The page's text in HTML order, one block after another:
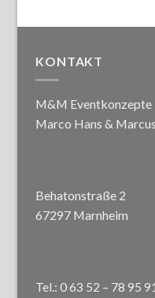
KONTAKT
M&M Eventkonzepte
Marco Hans &
Behatonstraße 2
67297 Marnheim
Tel.: 0 63 52 – 78 95 91